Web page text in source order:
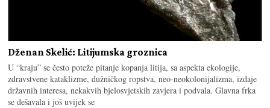
Dženan Skelić: Litijumska groznica
U “kraju” se često poteže pitanje kopanja litija, sa aspekta ekologije,
zdravstvene kataklizme, dužničkog ropstva, neo-neokolonijalizma, izdaje
državnih interesa, nekakvih bjelosvjetskih zavjera i podvala. Glavna frka
se dešavala i još uvijek se